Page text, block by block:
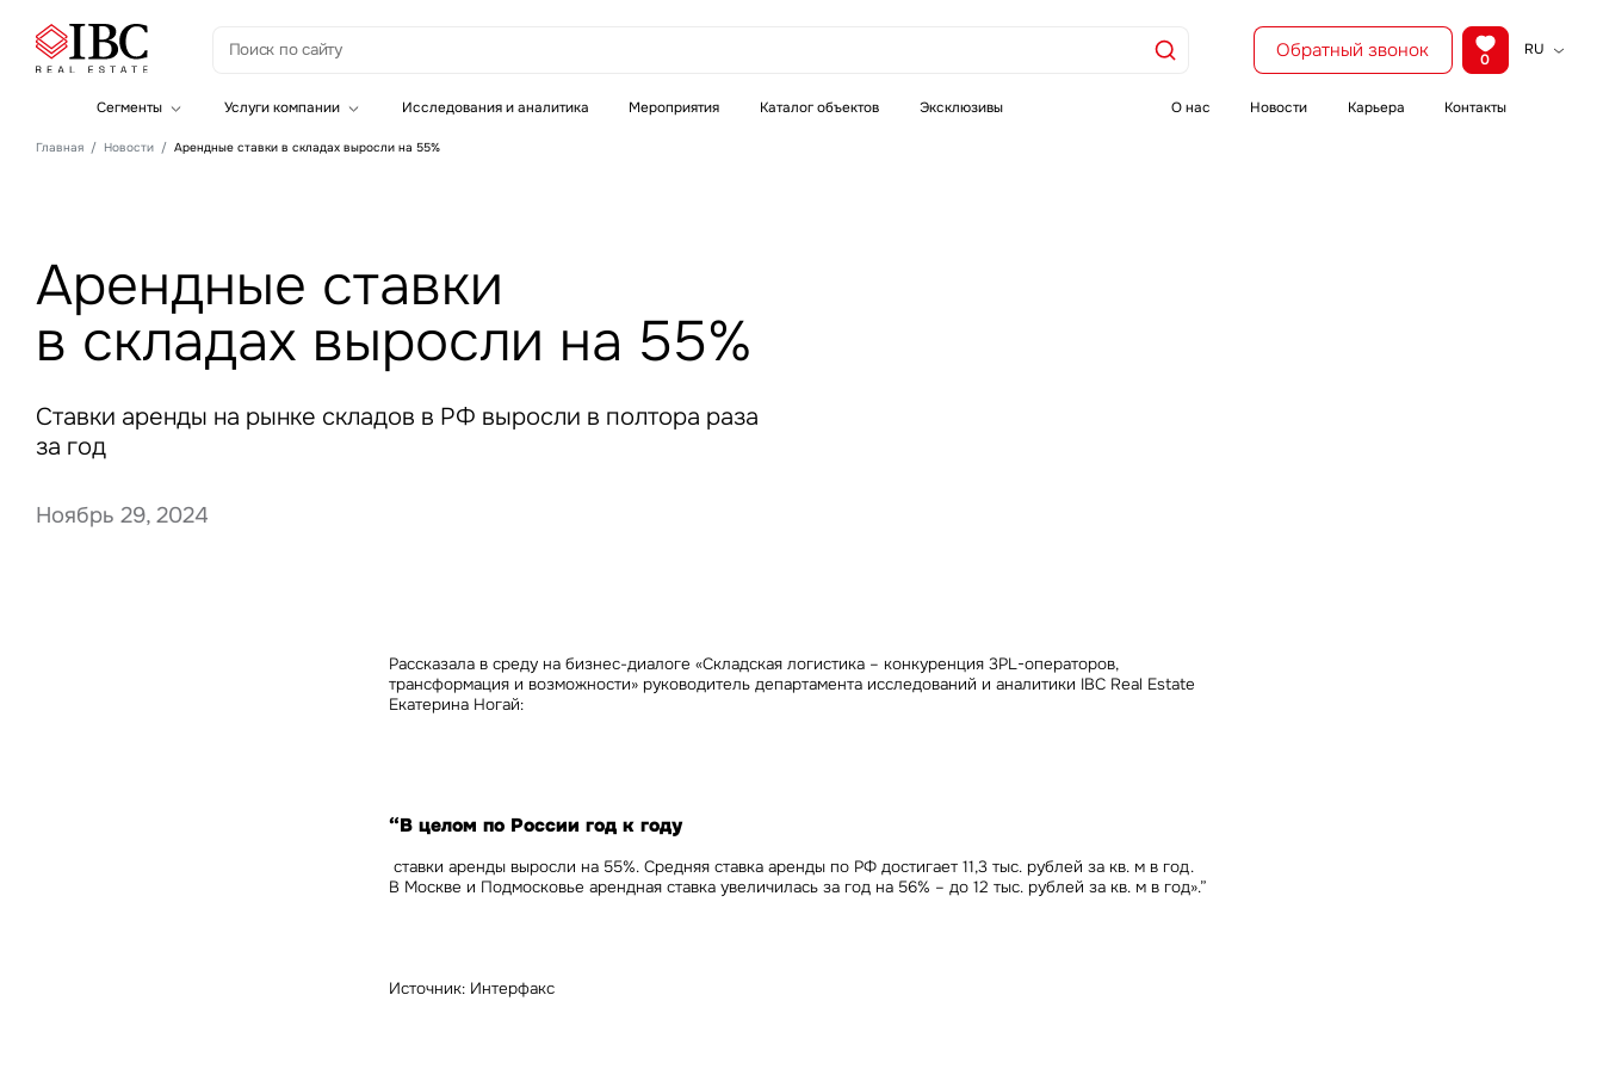
Обратный звонок 0
RU
Сегменты
Складская недвижимость
Услуги компании
Земельные активы и девелопмент
Стратегический консалтинг
Исследования и аналитика
Управление проектами строительства
Исследования и аналитика Мероприятия Каталог объектов Эксклюзивы О нас Новости Карьера Контакты
Главная Новости Арендные ставки в складах выросли на 55%
Арендные ставки
в складах выросли на 55%
Ставки аренды на рынке складов в РФ выросли в полтора раза
за год
Ноябрь 29, 2024
Рассказала в среду на бизнес-диалоге «Складская логистика – конкуренция 3PL-операторов,
трансформация и возможности» руководитель департамента исследований и аналитики IBC Real Estate
Екатерина Ногай:
“В целом по России год к году
ставки аренды выросли на 55%. Средняя ставка аренды по РФ достигает 11,3 тыс. рублей за кв. м в год.
В Москве и Подмосковье арендная ставка увеличилась за год на 56% – до 12 тыс. рублей за кв. м в год».”
Источник: Интерфакс
Заказать звонок
данных